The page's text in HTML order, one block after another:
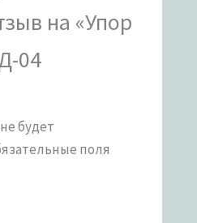
на «Упор
04
будет
поля